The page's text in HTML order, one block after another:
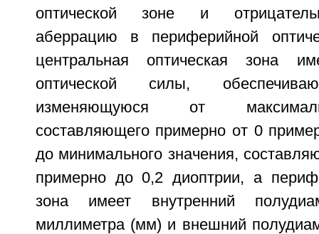
оптической зоне и
аберрацию в периферийной
центральная оптическая зона
оптической силы,
изменяющуюся от
составляющего примерно от 0
до минимального значения,
примерно до 0,2 диоптрии, а
зона имеет внутренний
миллиметра (мм) и внешний